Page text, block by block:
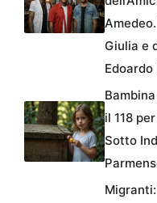
Giulia e
Edoardo
il 118
Sotto